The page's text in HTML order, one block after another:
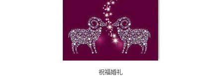
祝福婚礼